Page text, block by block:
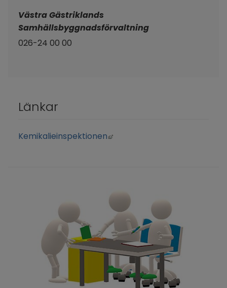
Västra Gästriklands
Samhällsbyggnadsförvaltning
026-24 00 00
Länkar
Kemikalieinspektionen Länk till annan webbplats,